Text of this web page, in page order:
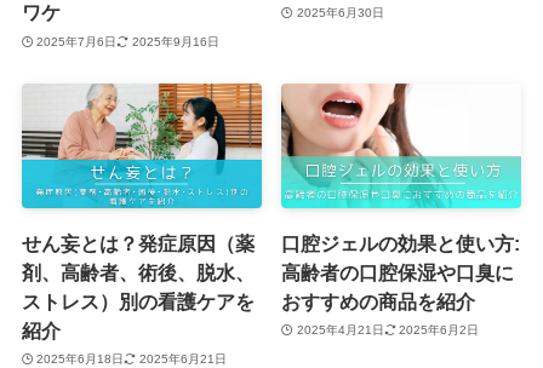
ワケ
2025年7月6日 2025年9月16日
2025年6月30日
せん妄とは？発症原因（薬
剤、高齢者、術後、脱水、
ストレス）別の看護ケアを
紹介
2025年6月18日 2025年6月21日
口腔ジェルの効果と使い方:
高齢者の口腔保湿や口臭に
おすすめの商品を紹介
2025年4月21日 2025年6月2日